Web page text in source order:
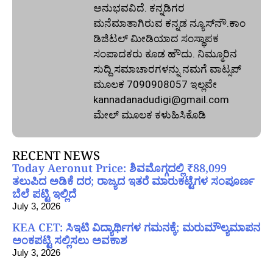
ಅನುಭವವಿದೆ. ಕನ್ನಡಿಗರ
ಮನೆಮಾತಾಗಿರುವ ಕನ್ನಡ ನ್ಯೂಸ್‌ನೌ.ಕಾಂ
ಡಿಜಿಟಲ್‌ ಮೀಡಿಯಾದ ಸಂಸ್ಥಾಪಕ
ಸಂಪಾದಕರು ಕೂಡ ಹೌದು. ನಿಮ್ಮೂರಿನ
ಸುದ್ದಿ ಸಮಾಚಾರಗಳನ್ನು ನಮಗೆ ವಾಟ್ಸಪ್‌
ಮೂಲಕ 7090908057 ಇಲ್ಲವೇ
kannadanadudigi@gmail.com
ಮೇಲ್‌ ಮೂಲಕ ಕಳುಹಿಸಿಕೊಡಿ
RECENT NEWS
Today Aeronut Price: ಶಿವಮೊಗ್ಗದಲ್ಲಿ ₹88,099
ತಲುಪಿದ ಅಡಿಕೆ ದರ; ರಾಜ್ಯದ ಇತರೆ ಮಾರುಕಟ್ಟೆಗಳ ಸಂಪೂರ್ಣ
ಬೆಲೆ ಪಟ್ಟಿ ಇಲ್ಲಿದೆ
July 3, 2026
KEA CET: ಸಿಇಟಿ ವಿದ್ಯಾರ್ಥಿಗಳ ಗಮನಕ್ಕೆ; ಮರುಮೌಲ್ಯಮಾಪನ
ಅಂಕಪಟ್ಟಿ ಸಲ್ಲಿಸಲು ಅವಕಾಶ
July 3, 2026